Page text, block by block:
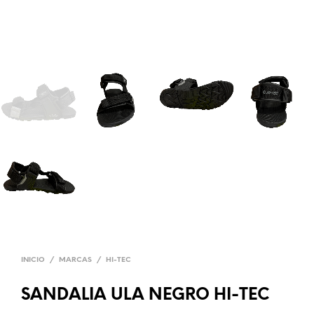
INICIO / MARCAS / HI-TEC
SANDALIA ULA NEGRO HI-TEC